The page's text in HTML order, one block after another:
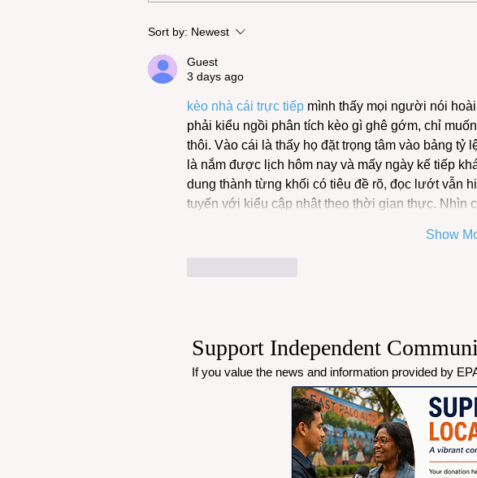
Sort by: Newest
Guest
3 days ago
kèo nhà cái trực tiếp mình thấy mọi người nói
phải kiểu ngồi phân tích kèo gì ghê gớm, chỉ
thôi. Vào cái là thấy họ đặt trọng tâm vào bảng tỷ
là nắm được lịch hôm nay và mấy ngày kế tiếp
dung thành từng khối có tiêu đề rõ, đọc lướt vẫn
tuyến với kiểu cập nhật theo thời gian thực. Nhìn
Show
Support Independent
If you value the news and information provided by